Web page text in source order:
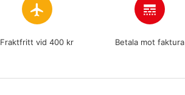
flight
Fraktfritt vid 400 kr
line_style
Betala mot faktura